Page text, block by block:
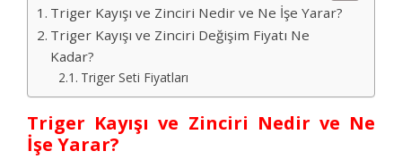
Triger Kayışı ve Zinciri Nedir ve Ne İşe Yarar?
Triger Kayışı ve Zinciri Değişim Fiyatı Ne
Kadar?
Triger Seti Fiyatları
Triger Kayışı ve Zinciri Nedir ve Ne
İşe Yarar?